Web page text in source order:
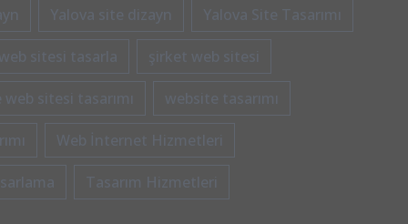
Yalova site dizayn Yalova Site Tasarımı
web sitesi tasarla şirket web sitesi
sitesi tasarımı website tasarımı
Web İnternet Hizmetleri
Tasarım Hizmetleri